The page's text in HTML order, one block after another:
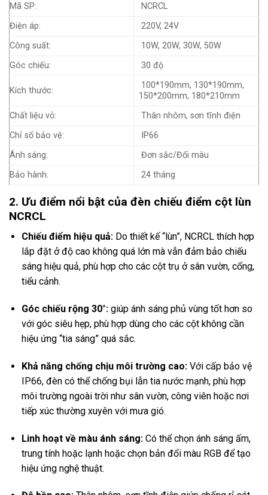
Mã SP:
NCRCL
Điện áp:
220V, 24V
Công suất:
10W, 20W, 30W, 50W
Góc chiếu:
30 độ
Kích thước:
100*190mm, 130*190mm,
150*200mm, 180*210mm
Chất liệu vỏ:
Thân nhôm, sơn tĩnh điện
Chỉ số bảo vệ:
IP66
Ánh sáng:
Đơn sắc/Đổi màu
Bảo hành:
24 tháng
2. Ưu điểm nổi bật của đèn chiếu điểm cột lùn
NCRCL
Chiếu điểm hiệu quả:Do thiết kế “lùn”, NCRCL thích hợp
lắp đặt ở độ cao không quá lớn mà vẫn đảm bảo chiếu
sáng hiệu quả, phù hợp cho các cột trụ ở sân vườn, cổng,
tiểu cảnh.
Góc chiếu rộng 30°:giúp ánh sáng phủ vùng tốt hơn so
với góc siêu hẹp, phù hợp dùng cho các cột không cần
hiệu ứng “tia sáng” quá sắc.
Khả năng chống chịu môi trường cao:Với cấp bảo vệ
IP66, đèn có thể chống bụi lẫn tia nước mạnh, phù hợp
môi trường ngoài trời như sân vườn, công viên hoặc nơi
tiếp xúc thường xuyên với mưa gió.
Linh hoạt về màu ánh sáng:Có thể chọn ánh sáng ấm,
trung tính hoặc lạnh hoặc chọn bản đổi màu RGB để tạo
hiệu ứng nghệ thuật.